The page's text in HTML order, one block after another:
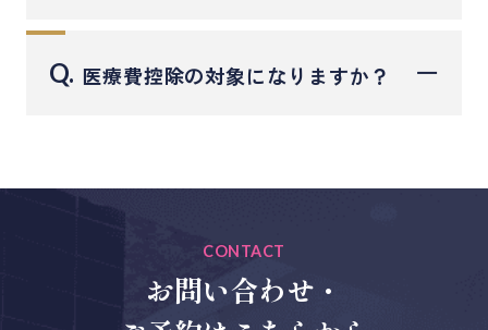
しております。
はい、可能です。
初診時の検査結果や治療方針に基づき、費用の
目安と通院回数を事前にお伝えいたします。
Q. 医療費控除の対象になりますか？
年間の医療費が10万円（または所得の5％）を超
インプラントや矯正などの自費治療も対象とな
る場合があります。詳しくはスタッフまでご相
CONTACT
お問い合わせ・